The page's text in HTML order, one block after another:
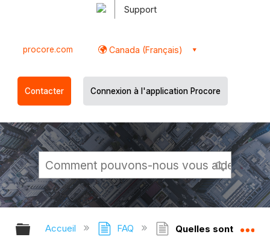
Support
procore.com Canada (Français)
Contacter Connexion à l'application Procore
Développer/réduire la hiérarchie
Accueil FAQ Quelles sont les